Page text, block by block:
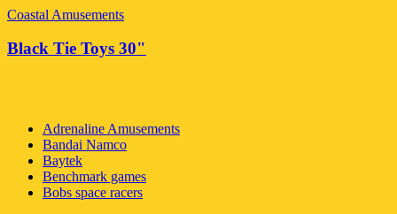
Coastal Amusements
Black Tie Toys 30"
Adrenaline Amusements
Bandai Namco
Baytek
Benchmark games
Bobs space racers